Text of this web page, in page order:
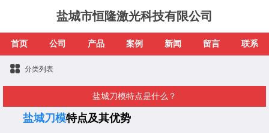
盐城市恒隆激光科技有限公司
首页 公司 产品 案例 新闻 留言 联系
分类列表
盐城刀模特点是什么？
盐城刀模特点及其优势